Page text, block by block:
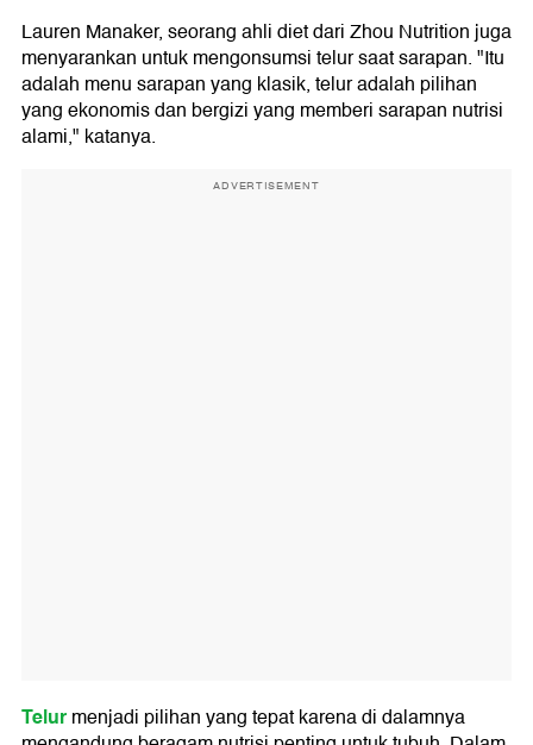
Lauren Manaker, seorang ahli diet dari Zhou Nutrition juga
menyarankan untuk mengonsumsi telur saat sarapan. "Itu
adalah menu sarapan yang klasik, telur adalah pilihan
yang ekonomis dan bergizi yang memberi sarapan nutrisi
alami," katanya.
ADVERTISEMENT
Telurmenjadi pilihan yang tepat karena di dalamnya